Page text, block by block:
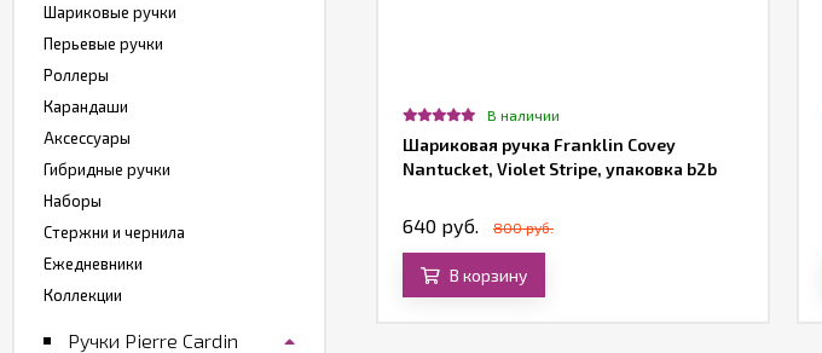
В наличии
Шариковая ручка Franklin Covey
Nantucket, Violet Stripe, упаковка b2b
640 руб. 800 руб.
В корзину
Шариковые ручки
Перьевые ручки
Роллеры
Карандаши
Аксессуары
Гибридные ручки
Наборы
Стержни и чернила
Ежедневники
Коллекции
Ручки Pierre Cardin